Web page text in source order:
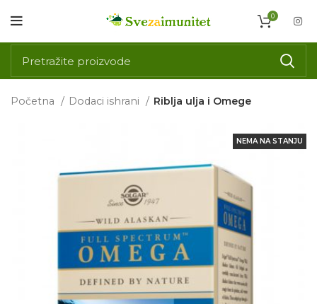
0
Početna Dodaci ishrani Riblja ulja i Omege
NEMA NA STANJU